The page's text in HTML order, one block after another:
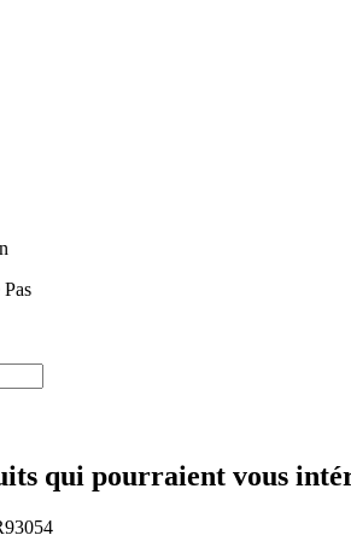
qui pourraient vous